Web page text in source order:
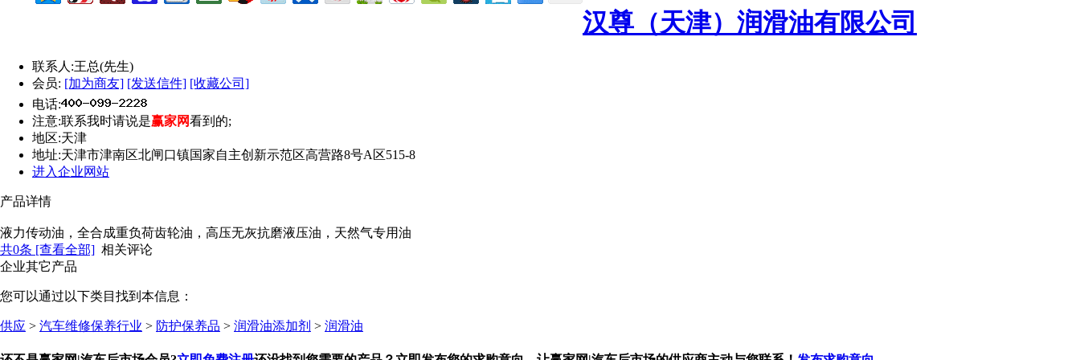
汉尊（天津）润滑油有限公司
联系人:王总(先生)
会员: [加为商友] [发送信件] [收藏公司]
电话:
注意:联系我时请说是赢家网看到的;
地区:天津
地址:天津市津南区北闸口镇国家自主创新示范区高营路8号A区515-8
进入企业网站
产品详情
液力传动油，全合成重负荷齿轮油，高压无灰抗磨液压油，天然气专用油
共0条 [查看全部] 相关评论
企业其它产品
您可以通过以下类目找到本信息：
供应 > 汽车维修保养行业 > 防护保养品 > 润滑油添加剂 > 润滑油